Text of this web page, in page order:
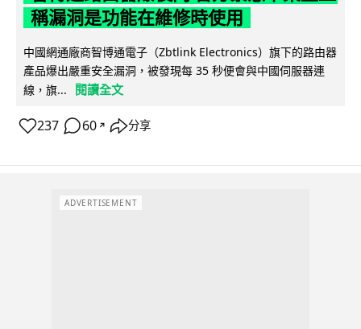
稱漏洞是功能在維修時使用
中國網通廠商智博通電子（Zbtlink Electronics）旗下的路由器
產品爆出嚴重安全漏洞，被發現每 35 秒便會與中國伺服器連
線，旗...
閱讀全文
237 60 ↗ 分享
ADVERTISEMENT